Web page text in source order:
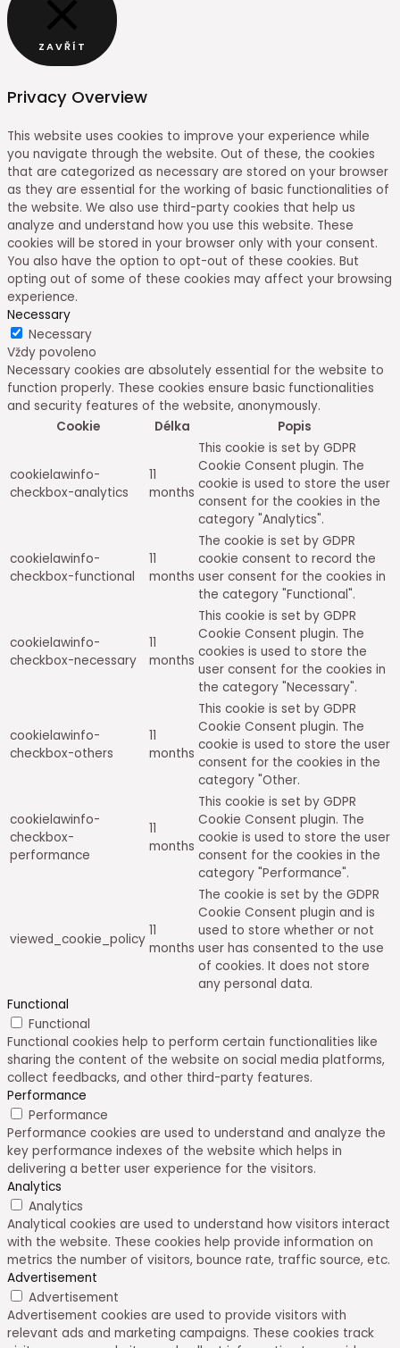
ZAVŘÍT
Privacy Overview
This website uses cookies to improve your experience while
you navigate through the website. Out of these, the cookies
that are categorized as necessary are stored on your browser
as they are essential for the working of basic functionalities of
the website. We also use third-party cookies that help us
analyze and understand how you use this website. These
cookies will be stored in your browser only with your consent.
You also have the option to opt-out of these cookies. But
opting out of some of these cookies may affect your browsing
experience.
Necessary
Necessary
Vždy povoleno
Necessary cookies are absolutely essential for the website to
function properly. These cookies ensure basic functionalities
and security features of the website, anonymously.
Cookie
Délka Popis
cookielawinfo-
checkbox-analytics
11
months
This cookie is set by GDPR
Cookie Consent plugin. The
cookie is used to store the user
consent for the cookies in the
category "Analytics".
cookielawinfo-
checkbox-functional
11
months
The cookie is set by GDPR
cookie consent to record the
user consent for the cookies in
the category "Functional".
cookielawinfo-
checkbox-necessary
11
months
This cookie is set by GDPR
Cookie Consent plugin. The
cookies is used to store the
user consent for the cookies in
the category "Necessary".
cookielawinfo-
checkbox-others
11
months
This cookie is set by GDPR
Cookie Consent plugin. The
cookie is used to store the user
consent for the cookies in the
category "Other.
cookielawinfo-
checkbox-
performance
11
months
This cookie is set by GDPR
Cookie Consent plugin. The
cookie is used to store the user
consent for the cookies in the
category "Performance".
viewed_cookie_policy
11
months
The cookie is set by the GDPR
Cookie Consent plugin and is
used to store whether or not
user has consented to the use
of cookies. It does not store
any personal data.
Functional
Functional
Functional cookies help to perform certain functionalities like
sharing the content of the website on social media platforms,
collect feedbacks, and other third-party features.
Performance
Performance
Performance cookies are used to understand and analyze the
key performance indexes of the website which helps in
delivering a better user experience for the visitors.
Analytics
Analytics
Analytical cookies are used to understand how visitors interact
with the website. These cookies help provide information on
metrics the number of visitors, bounce rate, traffic source, etc.
Advertisement
Advertisement
Advertisement cookies are used to provide visitors with
relevant ads and marketing campaigns. These cookies track